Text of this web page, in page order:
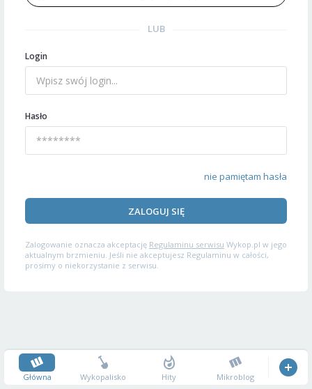
LUB
Login
Hasło
nie pamiętam hasła
ZALOGUJ SIĘ
Zalogowanie oznacza akceptację Regulaminu serwisu Wykop.pl w jego
aktualnym brzmieniu. Jeśli nie akceptujesz Regulaminu w całości,
prosimy o niekorzystanie z serwisu.
Główna Wykopalisko Hity Mikroblog